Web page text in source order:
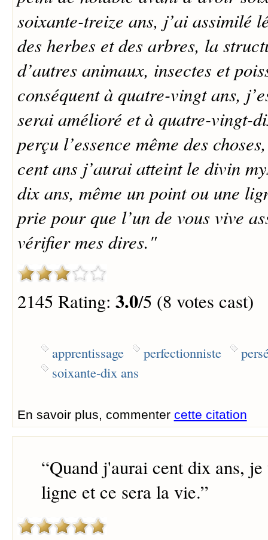
soixante-treize ans, j’ai assimilé
des herbes et des arbres, la
d’autres animaux, insectes et
conséquent à quatre-vingt ans,
serai amélioré et à quatre-vingt-
perçu l’essence même des
cent ans j’aurai atteint le divin
dix ans, même un point ou une
prie pour que l’un de vous vive
vérifier mes dires."
2145 Rating: 3.0/5 (8 votes cast)
apprentissage perfectionniste
soixante-dix ans
En savoir plus, commenter cette citation
“Quand j'aurai cent dix ans,
ligne et ce sera la vie.”